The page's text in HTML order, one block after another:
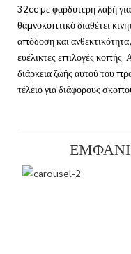
32cc με φαρδύτερη λαβή
θαμνοκοπτικό διαθέτει
απόδοση και
ευέλικτες επιλογές
διάρκεια ζωής αυτού του
τέλειο για διάφορους